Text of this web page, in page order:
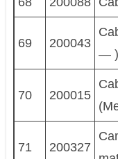
69 200043
— )
70 200015
71 200327